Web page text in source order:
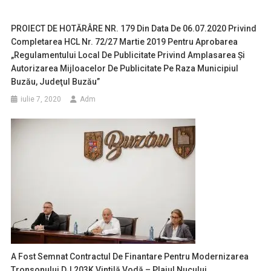
PROIECT DE HOTĂRÂRE NR. 179 Din Data De 06.07.2020 Privind
Completarea HCL Nr. 72/27 Martie 2019 Pentru Aprobarea
„Regulamentului Local De Publicitate Privind Amplasarea Şi
Autorizarea Mijloacelor De Publicitate Pe Raza Municipiul
Buzău, Judeţul Buzău”
iulie 7, 2020 Adm
A Fost Semnat Contractul De Finantare Pentru Modernizarea